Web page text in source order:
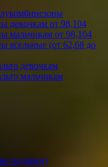
девочкам от 98,104
мальчикам от 98,104
ясельные (от 62,68 до
девочкам
мальчикам
подарки)